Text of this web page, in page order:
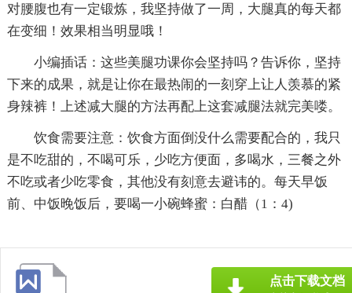
对腰腹也有一定锻炼，我坚持做了一周，大腿真的每天都
在变细！效果相当明显哦！
小编插话：这些美腿功课你会坚持吗？告诉你，坚持
下来的成果，就是让你在最热闹的一刻穿上让人羡慕的紧
身辣裤！上述减大腿的方法再配上这套减腿法就完美喽。
饮食需要注意：饮食方面倒没什么需要配合的，我只
是不吃甜的，不喝可乐，少吃方便面，多喝水，三餐之外
不吃或者少吃零食，其他没有刻意去避讳的。每天早饭
前、中饭晚饭后，要喝一小碗蜂蜜：白醋（1：4)
点击下载文档